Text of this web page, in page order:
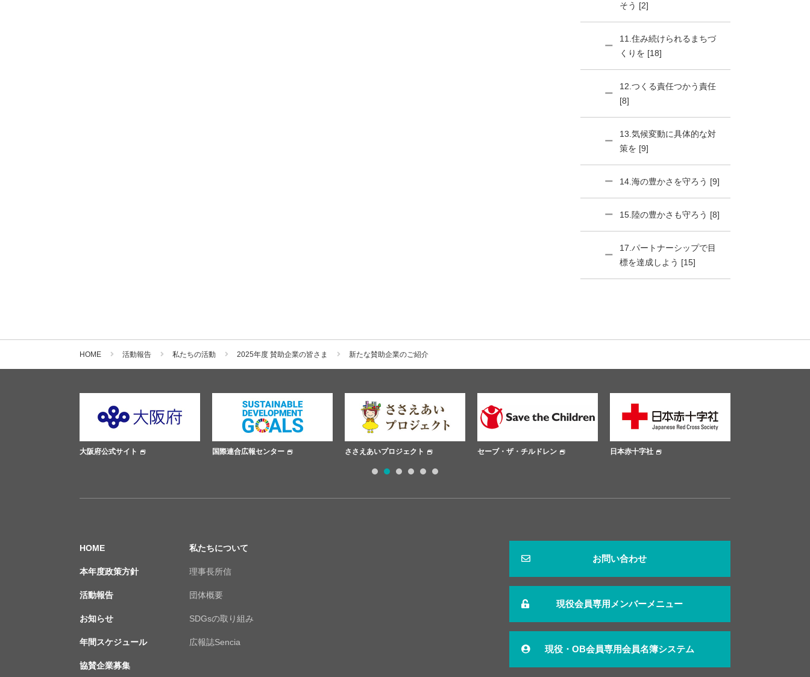
そう [2]
11.住み続けられるまちづ
くりを [18]
12.つくる責任つかう責任
[8]
13.気候変動に具体的な対
策を [9]
14.海の豊かさを守ろう [9]
15.陸の豊かさも守ろう [8]
17.パートナーシップで目
標を達成しよう [15]
HOME 活動報告 私たちの活動 2025年度 賛助企業の皆さま 新たな賛助企業のご紹介
大阪府公式サイト 国際連合広報センター ささえあいプロジェクト セーブ・ザ・チルドレン 日本赤十字社
HOME
本年度政策方針
活動報告
お知らせ
年間スケジュール
協賛企業募集
私たちについて
理事長所信
団体概要
SDGsの取り組み
広報誌Sencia
お問い合わせ
現役会員専用メンバーメニュー
現役・OB会員専用会員名簿システム